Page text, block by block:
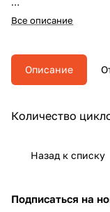
Все описание
Описание
Количество
Назад к списку
Подписаться на